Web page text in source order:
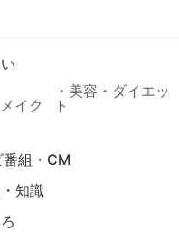
イク
美容・ダイエッ
ト
番組・CM
知識